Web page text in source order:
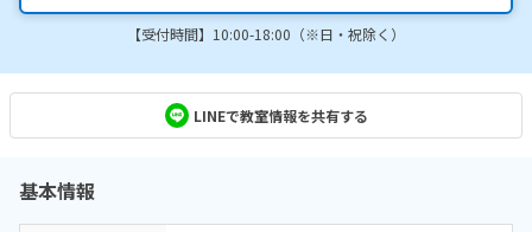
【受付時間】10:00-18:00（※日・祝除く）
LINEで教室情報を共有する
基本情報